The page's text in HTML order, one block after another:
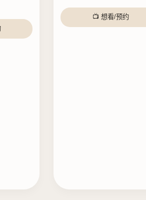
📺 想看/预约